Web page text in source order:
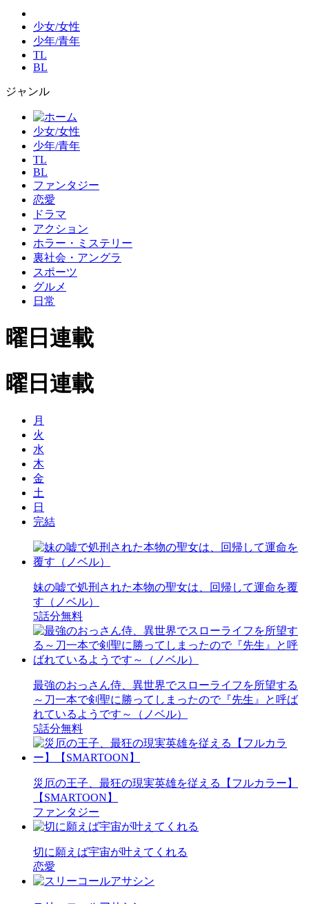
少女/女性
少年/青年
TL
BL
ジャンル
少女/女性
少年/青年
TL
BL
ファンタジー
恋愛
ドラマ
アクション
ホラー・ミステリー
裏社会・アングラ
スポーツ
グルメ
日常
曜日連載
曜日連載
月
火
水
木
金
土
日
完結
妹の嘘で処刑された本物の聖女は、回帰して運命を覆
す（ノベル）
5話分無料
最強のおっさん侍、異世界でスローライフを所望する
～刀一本で剣聖に勝ってしまったので『先生』と呼ば
れているようです～（ノベル）
5話分無料
災厄の王子、最狂の現実英雄を従える【フルカラー】
【SMARTOON】
ファンタジー
切に願えば宇宙が叶えてくれる
恋愛